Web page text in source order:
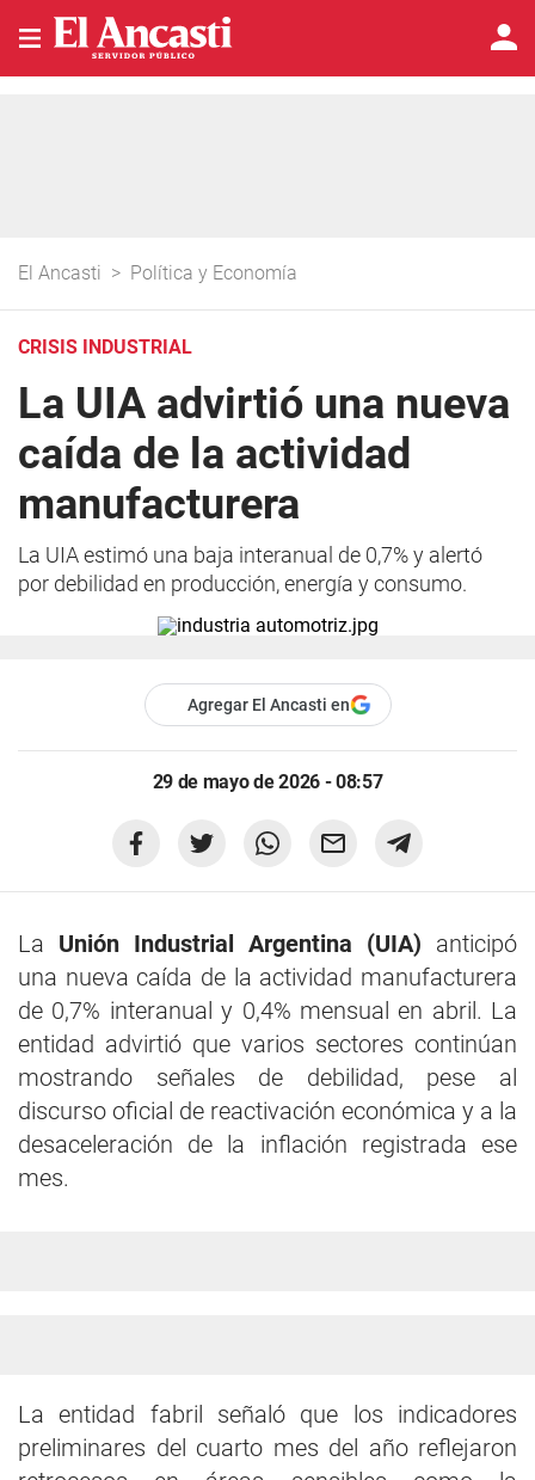
El Ancasti > Política y Economía
CRISIS INDUSTRIAL
La UIA advirtió una nueva
caída de la actividad
manufacturera
La UIA estimó una baja interanual de 0,7% y alertó
por debilidad en producción, energía y consumo.
Agregar El Ancasti en
29 de mayo de 2026 - 08:57
La Unión Industrial Argentina (UIA) anticipó
una nueva caída de la actividad manufacturera
de 0,7% interanual y 0,4% mensual en abril. La
entidad advirtió que varios sectores continúan
mostrando señales de debilidad, pese al
discurso oficial de reactivación económica y a la
desaceleración de la inflación registrada ese
mes.
La entidad fabril señaló que los indicadores
preliminares del cuarto mes del año reflejaron